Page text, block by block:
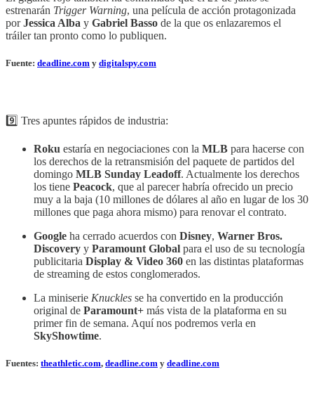
estrenarán Trigger Warning, una película de acción protagonizada
porJessica Alba y Gabriel Basso de la que os enlazaremos el
tráiler tan pronto como lo publiquen.
Fuente: deadline.com y digitalspy.com
9️⃣ Tres apuntes rápidos de industria:
Roku estaría en negociaciones con la MLB para hacerse con
los derechos de la retransmisión del paquete de partidos del
domingo MLB Sunday Leadoff. Actualmente los derechos
los tiene Peacock, que al parecer habría ofrecido un precio
muy a la baja (10 millones de dólares al año en lugar de los 30
millones que paga ahora mismo) para renovar el contrato.
Google ha cerrado acuerdos con Disney, Warner Bros.
Discovery y Paramount Global para el uso de su tecnología
publicitaria Display & Video 360 en las distintas plataformas
de streaming de estos conglomerados.
La miniserie Knuckles se ha convertido en la producción
original de Paramount+ más vista de la plataforma en su
primer fin de semana. Aquí nos podremos verla en
SkyShowtime.
Fuentes: theathletic.com, deadline.com y deadline.com